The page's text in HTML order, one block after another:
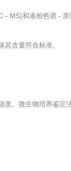
- MS)和液相色谱 - 质
含量符合标准。
患。微生物培养鉴定